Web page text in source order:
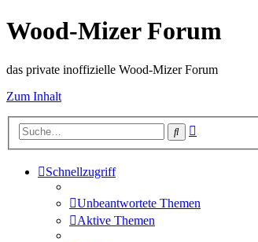
Wood-Mizer Forum
das private inoffizielle Wood-Mizer Forum
Zum Inhalt
Suche
Schnellzugriff
Unbeantwortete Themen
Aktive Themen